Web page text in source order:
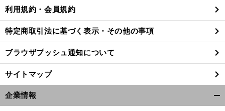
39
へ
利用規約・会員規約
特定商取引法に基づく表示・その他の事項
ブラウザプッシュ通知について
サイトマップ
企業情報